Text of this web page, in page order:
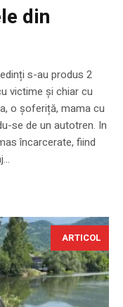
din
s-au produs 2
victime și chiar cu
o șoferiță, mama cu
se de un autotren. In
încarcerate, fiind
ARTICOL